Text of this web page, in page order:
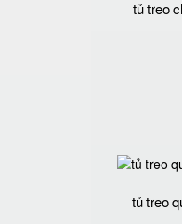
tủ treo
tủ treo